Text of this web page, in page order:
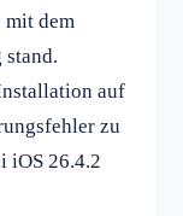
dem
auf
zu
iOS 26.4.2